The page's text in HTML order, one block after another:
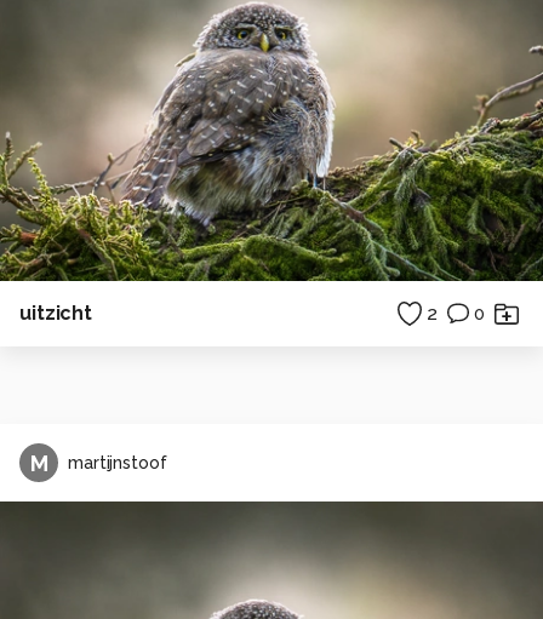
uitzicht 2 0
M martijnstoof